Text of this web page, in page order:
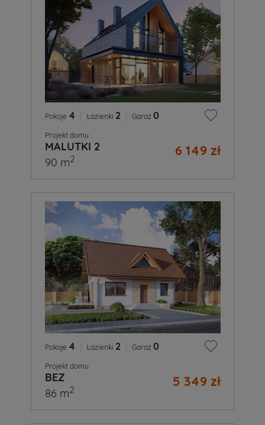
Pokoje 4 Łazienki 2 Garaż 0
Projekt domu
MALUTKI 2 6 149 zł
90 m2
Pokoje 4 Łazienki 2 Garaż 0
Projekt domu
BEZ 5 349 zł
86 m2